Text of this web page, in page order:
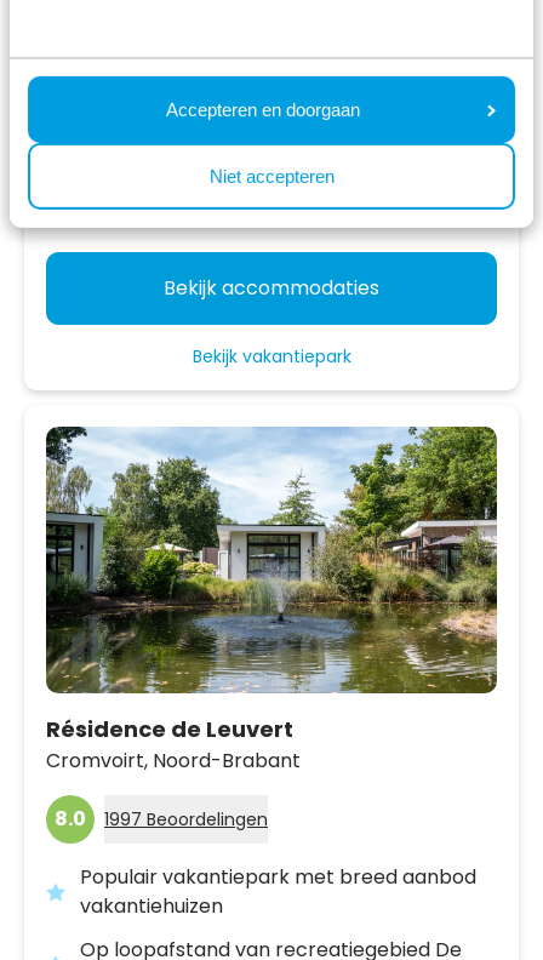
Accepteren en doorgaan
Niet accepteren
vr 14 augustus - ma 17 augustus
2 gasten
482
Bekijk accommodaties
Bekijk vakantiepark
Résidence de Leuvert
Cromvoirt, Noord-Brabant
8.0 1997 Beoordelingen
Populair vakantiepark met breed aanbod
vakantiehuizen
Op loopafstand van recreatiegebied De